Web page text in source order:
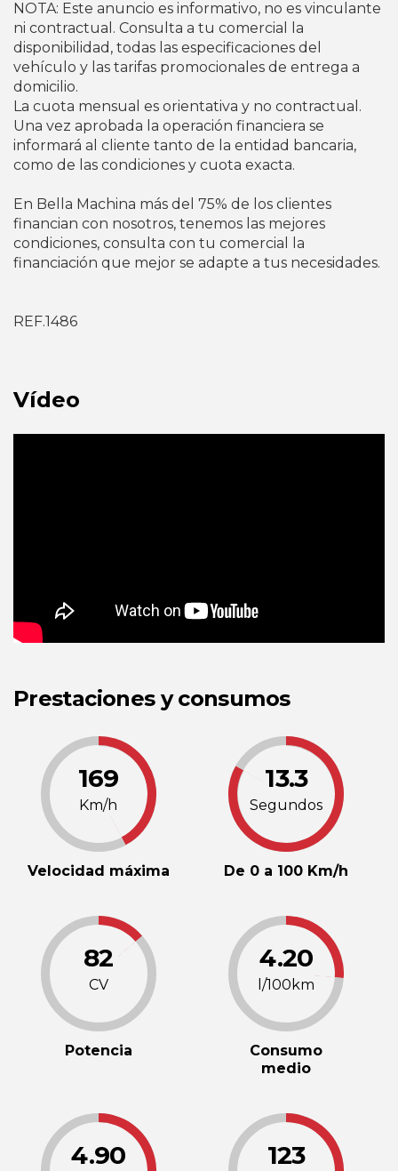
NOTA: Este anuncio es informativo, no es vinculante
ni contractual. Consulta a tu comercial la
disponibilidad, todas las especificaciones del
vehículo y las tarifas promocionales de entrega a
domicilio.
La cuota mensual es orientativa y no contractual.
Una vez aprobada la operación financiera se
informará al cliente tanto de la entidad bancaria,
como de las condiciones y cuota exacta.
En Bella Machina más del 75% de los clientes
financian con nosotros, tenemos las mejores
condiciones, consulta con tu comercial la
financiación que mejor se adapte a tus necesidades.
REF.1486
Vídeo
Prestaciones y consumos
169
Km/h
Velocidad máxima
13.3
Segundos
De 0 a 100 Km/h
82
CV
Potencia
4.20
l/100km
Consumo
medio
4.90 123